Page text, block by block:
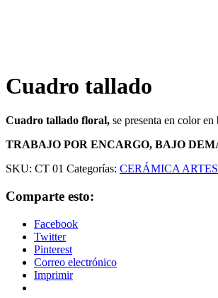
Cuadro tallado
Cuadro tallado floral, se presenta en color
TRABAJO POR ENCARGO, BAJO
SKU: CT 01 Categorías: CERÁMICA
Comparte esto:
Facebook
Twitter
Pinterest
Correo electrónico
Imprimir